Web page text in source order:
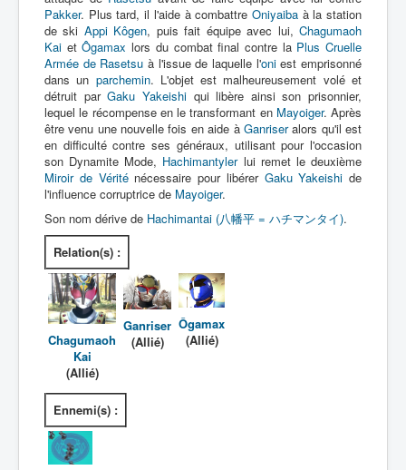
Pakker. Plus tard, il l'aide à combattre Oniyaibaà la station
de ski Appi Kôgen, puis fait équipe avec lui,Chagumaoh
Kai etÔgamax lors du combat final contre la Plus Cruelle
Armée de Rasetsu à l'issue de laquelle l'oniest emprisonné
dans un parchemin. L'objet est malheureusement volé et
détruit parGaku Yakeishiqui libère ainsi son prisonnier,
lequel le récompense en le transformant en Mayoiger. Après
être venu une nouvelle fois en aide à Ganriseralors qu'il est
en difficulté contre ses généraux, utilisant pour l'occasion
son Dynamite Mode, Hachimantylerlui remet le deuxième
Miroir de Vériténécessaire pour libérer Gaku Yakeishi de
l'influence corruptrice de Mayoiger.
Son nom dérive de Hachimantai (八幡平 = ハチマンタイ).
Relation(s) :
Chagumaoh
Kai
(Allié)
Ganriser
(Allié)
Ôgamax
(Allié)
Ennemi(s) :